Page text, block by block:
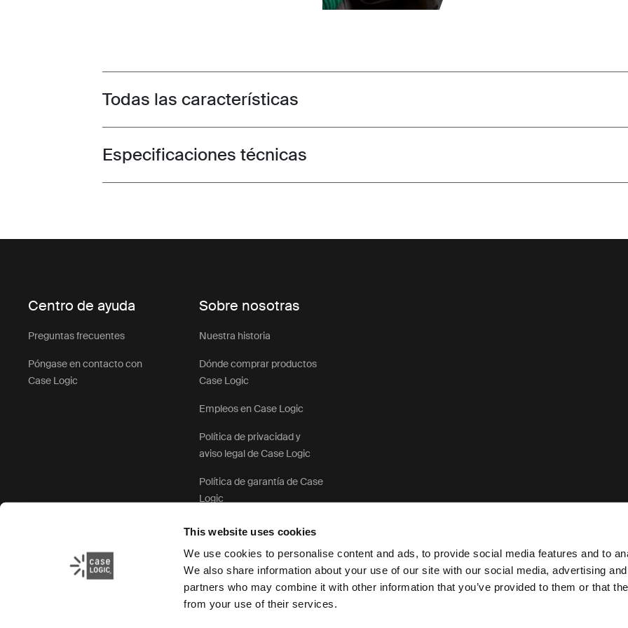
This website uses cookies
We use cookies to personalise content and ads, to provide social media features and to
We also share information about your use of our site with our social media, advertising
partners who may combine it with other information that you’ve provided to them or that
from your use of their services.
Toggle features
Todas las características
Toggle techspec
Especificaciones técnicas
Centro de ayuda
Preguntas frecuentes
Póngase en contacto con
Case Logic
Sobre nosotras
Nuestra historia
Dónde comprar productos
Case Logic
Empleos en Case Logic
Política de privacidad y
aviso legal de Case Logic
Política de garantía de Case
Logic
Política de privacidad y aviso legal de Case Logic